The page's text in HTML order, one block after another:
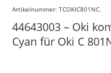
Artikelnummer: TCOKIC801NC.
44643003 – Oki
Cyan für Oki C